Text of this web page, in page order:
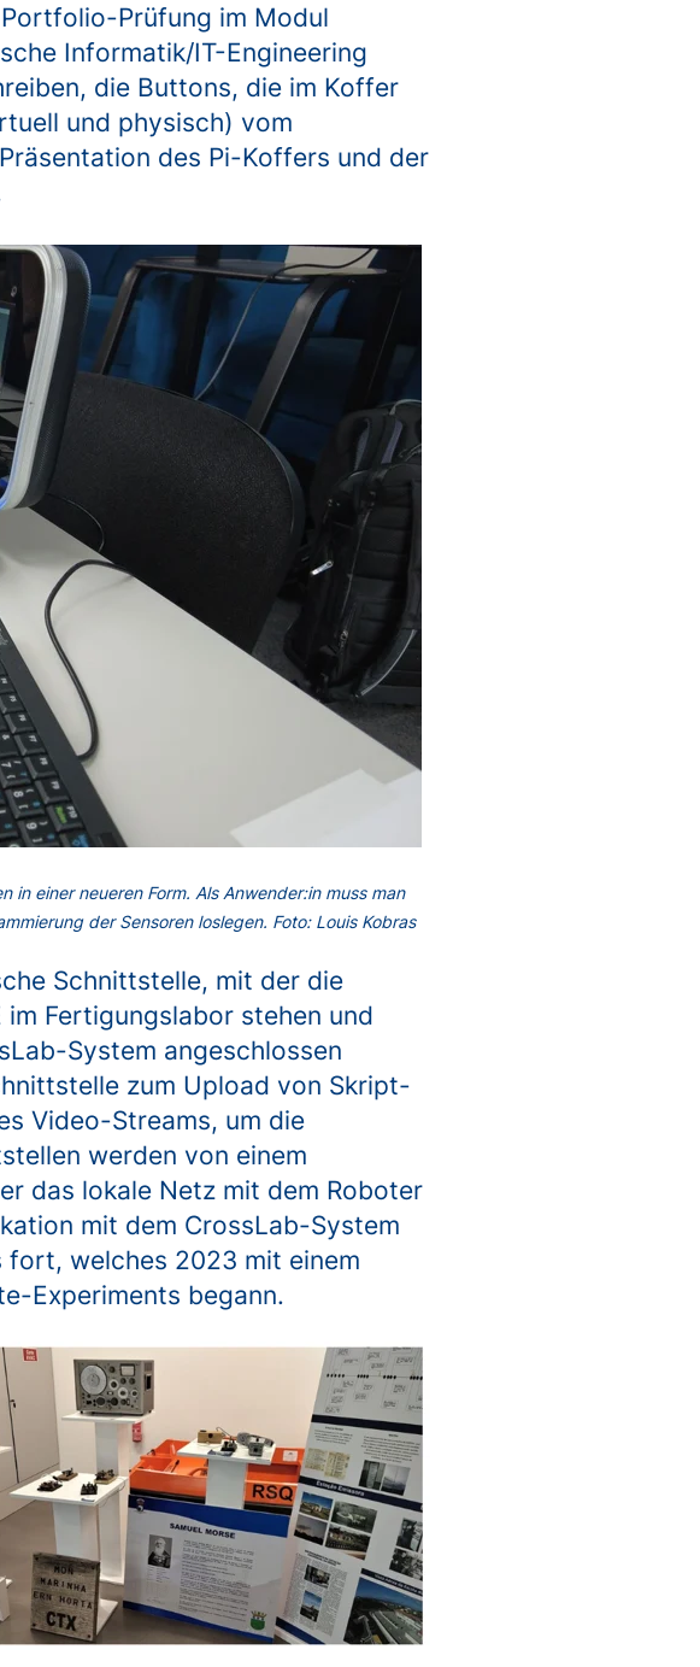
Prüfung im Modul
Informatik/IT-Engineering
die Buttons, die im Koffer
und physisch) vom
des Pi-Koffers und der
einer neueren Form. Als Anwender:in muss man
der Sensoren loslegen. Foto: Louis Kobras
Schnittstelle, mit der die
im Fertigungslabor stehen und
System angeschlossen
zum Upload von Skript-
Video-Streams, um die
werden von einem
das lokale Netz mit dem Roboter
mit dem CrossLab-System
welches 2023 mit einem
Experiments begann.